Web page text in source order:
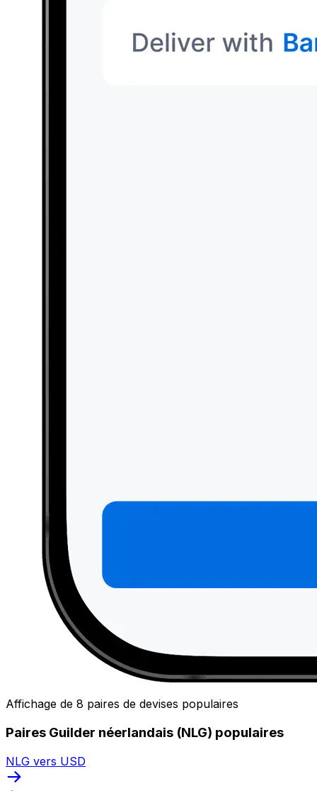
Affichage de 8 paires de devises populaires
Paires Guilder néerlandais (NLG) populaires
NLG vers USD